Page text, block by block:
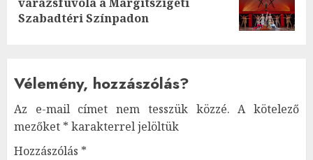
post:
Szabadtéri Színpadon
Vélemény, hozzászólás?
Az e-mail címet nem tesszük közzé. A kötelező
mezőket * karakterrel jelöltük
Hozzászólás *